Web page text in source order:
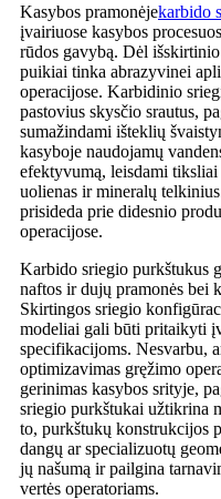
Kasybos pramonėjekarbido
įvairiuose kasybos
rūdos gavybą. Dėl
puikiai tinka abrazyvinei
operacijose. Karbidinio
pastovius skysčio srautus,
sumažindami išteklių
kasyboje naudojamų
efektyvumą, leisdami
uolienas ir mineralų
prisideda prie didesnio
operacijose.
Karbido sriegio purkštukus
naftos ir dujų pramonės bei
Skirtingos sriegio
modeliai gali būti pritaikyti
specifikacijoms. Nesvarbu,
optimizavimas gręžimo
gerinimas kasybos srityje,
sriegio purkštukai užtikrina
to, purkštukų konstrukcijos
dangų ar specializuotų
jų našumą ir pailgina
vertės operatoriams.